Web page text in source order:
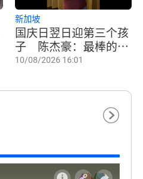
国庆日翌日迎第三个孩
子 陈杰豪：最棒的国
庆日礼物
新加坡
10/08/2026 16:01